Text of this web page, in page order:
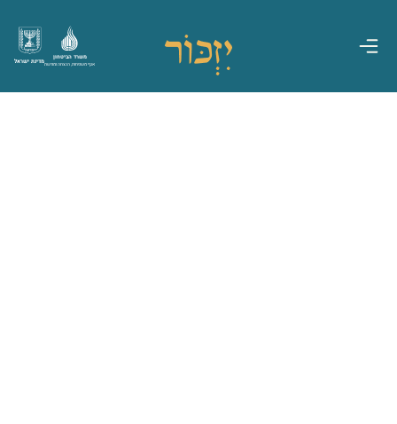
מדינת ישראל
משרד הביטחון
אגף משפחות, הנצחה ומורשת